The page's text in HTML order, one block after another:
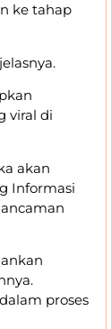
ke tahap
viral di
akan
Informasi
proses